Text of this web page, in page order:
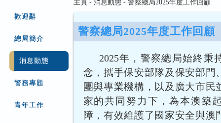
歡迎辭
總局簡介
消息動態
警務專題
青年工作
主頁 - 消息動態 - 警察總局2025年度工作回顧
警察總局2025年度工作回顧
2025年，警察總局始終秉
念，攜手保安部隊及保安部門
團與專業機構，以及廣大市民
家的共同努力下，為本澳築
障，有效維護了國家安全與澳